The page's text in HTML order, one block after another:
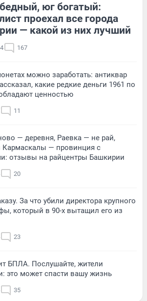
юг богатый:
проехал все города
— какой из них лучший
167
можно заработать: антиквар
какие редкие деньги 1961 по
ценностью
11
— деревня, Раевка — не рай,
— провинция с
отзывы на райцентры Башкирии
20
За что убили директора крупного
который в 90-х вытащил его из
23
БПЛА. Послушайте, жители
это может спасти вашу жизнь
35